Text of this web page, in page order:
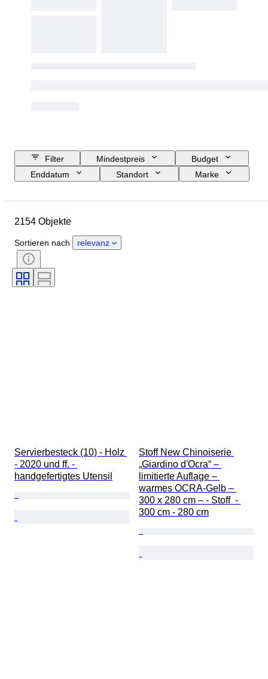
Filter Mindestpreis
Budget
Enddatum
Standort
Marke
Stil
Epoche
Art von Küchenmesser
Künstler
Verkauft von
2154 Objekte
Sortieren nach relevanz
Servierbesteck (10) - Holz
- 2020 und ff. -
handgefertigtes Utensil
Stoff New Chinoiserie
„Giardino d'Ocra“ –
limitierte Auflage –
warmes OCRA-Gelb –
300 x 280 cm – - Stoff  -
300 cm - 280 cm